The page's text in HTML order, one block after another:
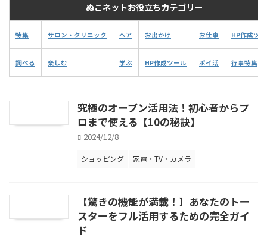
ぬこネットお役立ちカテゴリー
特集 サロン・クリニック ヘア お出かけ お仕事 HP作成ツ
調べる 楽しむ 学ぶ HP作成ツール ポイ活 行事特集
究極のオーブン活用法！初心者からプ
ロまで使える【10の秘訣】
2024/12/8
ショッピング 家電・TV・カメラ
【驚きの機能が満載！】あなたのトー
スターをフル活用するための完全ガイ
ド